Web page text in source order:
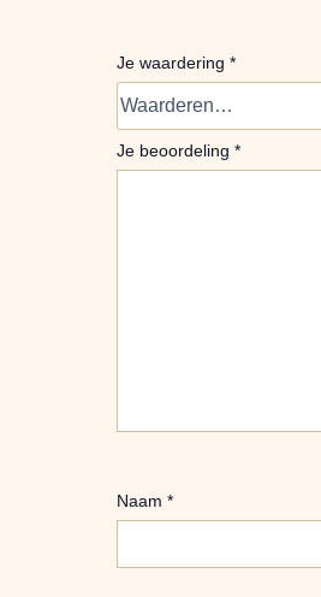
Je waardering *
Je beoordeling *
Naam *